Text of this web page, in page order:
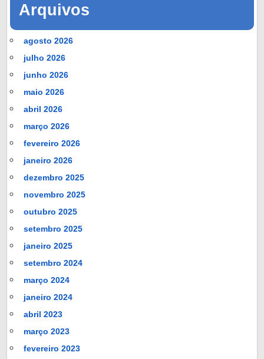
Arquivos
agosto 2026
julho 2026
junho 2026
maio 2026
abril 2026
março 2026
fevereiro 2026
janeiro 2026
dezembro 2025
novembro 2025
outubro 2025
setembro 2025
janeiro 2025
setembro 2024
março 2024
janeiro 2024
abril 2023
março 2023
fevereiro 2023